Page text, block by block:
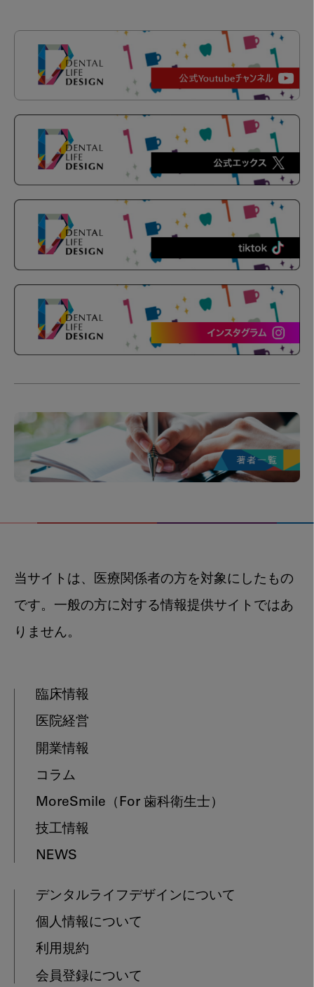
当サイトは、医療関係者の方を対象にしたもの
です。一般の方に対する情報提供サイトではあ
りません。
臨床情報
医院経営
開業情報
コラム
MoreSmile （For 歯科衛生士）
技工情報
NEWS
デンタルライフデザインについて
個人情報について
利用規約
会員登録について